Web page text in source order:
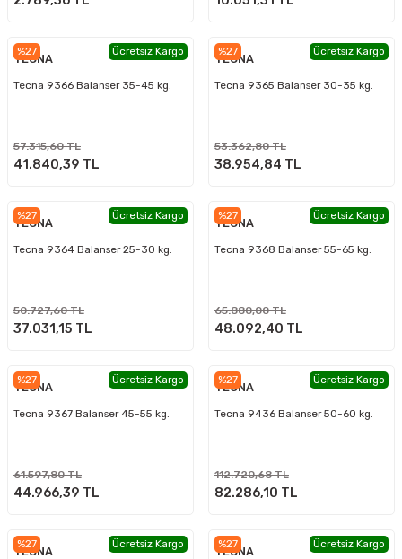
%27 Ücretsiz Kargo
TECNA
Tecna 9366 Balanser 35-45 kg.
57.315,60 TL
41.840,39 TL
%27 Ücretsiz Kargo
TECNA
Tecna 9365 Balanser 30-35 kg.
53.362,80 TL
38.954,84 TL
%27 Ücretsiz Kargo
TECNA
Tecna 9364 Balanser 25-30 kg.
50.727,60 TL
37.031,15 TL
%27 Ücretsiz Kargo
TECNA
Tecna 9368 Balanser 55-65 kg.
65.880,00 TL
48.092,40 TL
%27 Ücretsiz Kargo
TECNA
Tecna 9367 Balanser 45-55 kg.
61.597,80 TL
44.966,39 TL
%27 Ücretsiz Kargo
TECNA
Tecna 9436 Balanser 50-60 kg.
112.720,68 TL
82.286,10 TL
%27 Ücretsiz Kargo
TECNA
%27 Ücretsiz Kargo
TECNA